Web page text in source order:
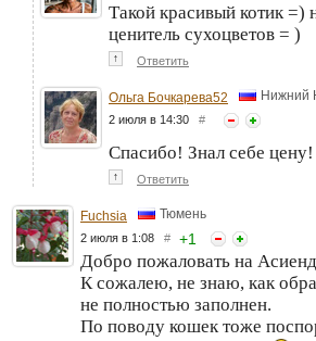
Такой красивый котик =)
ценитель сухоцветов = )
↑ Ответить
Ольга Бочкарева52 Нижний
2 июля в 14:30 #
Спасибо! Знал себе цену!
↑ Ответить
Fuchsia Тюмень
2 июля в 1:08 # +1
Добро пожаловать на
К сожалею, не знаю, как
не полностью заполнен.
По поводу кошек тоже